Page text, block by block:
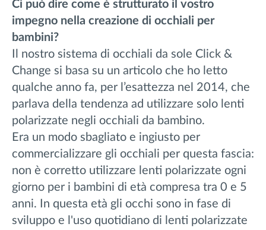
Ci può dire come è strutturato il vostro
impegno nella creazione di occhiali per
bambini?
Il nostro sistema di occhiali da sole Click &
Change si basa su un articolo che ho letto
qualche anno fa, per l’esattezza nel 2014, che
parlava della tendenza ad utilizzare solo lenti
polarizzate negli occhiali da bambino.
Era un modo sbagliato e ingiusto per
commercializzare gli occhiali per questa fascia:
non è corretto utilizzare lenti polarizzate ogni
giorno per i bambini di età compresa tra 0 e 5
anni. In questa età gli occhi sono in fase di
sviluppo e l'uso quotidiano di lenti polarizzate